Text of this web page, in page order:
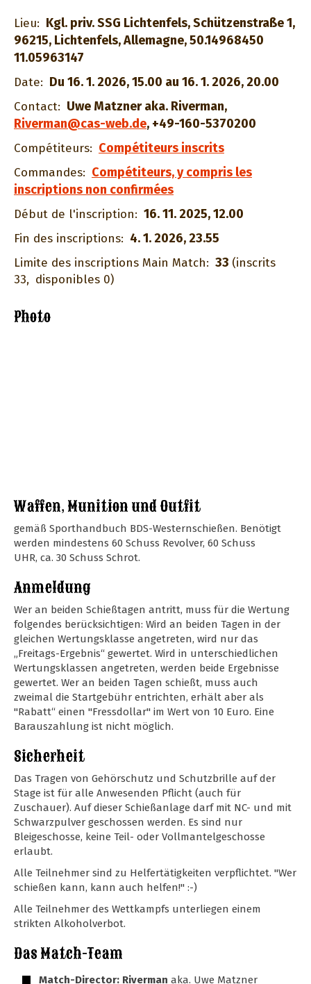
Lieu: Kgl. priv. SSG Lichtenfels, Schützenstraße 1,
96215, Lichtenfels, Allemagne, 50.14968450
11.05963147
Date: Du 16. 1. 2026, 15.00 au 16. 1. 2026, 20.00
Contact: Uwe Matzner aka. Riverman,
Riverman@cas-web.de, +49-160-5370200
Compétiteurs: Compétiteurs inscrits
Commandes: Compétiteurs, y compris les
inscriptions non confirmées
Début de l'inscription: 16. 11. 2025, 12.00
Fin des inscriptions: 4. 1. 2026, 23.55
Limite des inscriptions Main Match: 33 (inscrits
33, disponibles 0)
Photo
Waffen, Munition und Outfit
gemäß Sporthandbuch BDS-Westernschießen. Benötigt
werden mindestens 60 Schuss Revolver, 60 Schuss
UHR, ca. 30 Schuss Schrot.
Anmeldung
Wer an beiden Schießtagen antritt, muss für die Wertung
folgendes berücksichtigen: Wird an beiden Tagen in der
gleichen Wertungsklasse angetreten, wird nur das
„Freitags-Ergebnis“ gewertet. Wird in unterschiedlichen
Wertungsklassen angetreten, werden beide Ergebnisse
gewertet. Wer an beiden Tagen schießt, muss auch
zweimal die Startgebühr entrichten, erhält aber als
"Rabatt“ einen "Fressdollar" im Wert von 10 Euro. Eine
Barauszahlung ist nicht möglich.
Sicherheit
Das Tragen von Gehörschutz und Schutzbrille auf der
Stage ist für alle Anwesenden Pflicht (auch für
Zuschauer). Auf dieser Schießanlage darf mit NC- und mit
Schwarzpulver geschossen werden. Es sind nur
Bleigeschosse, keine Teil- oder Vollmantelgeschosse
erlaubt.
Alle Teilnehmer sind zu Helfertätigkeiten verpflichtet. "Wer
schießen kann, kann auch helfen!" :-)
Alle Teilnehmer des Wettkampfs unterliegen einem
strikten Alkoholverbot.
Das Match-Team
Match-Director: Riverman aka. Uwe Matzner